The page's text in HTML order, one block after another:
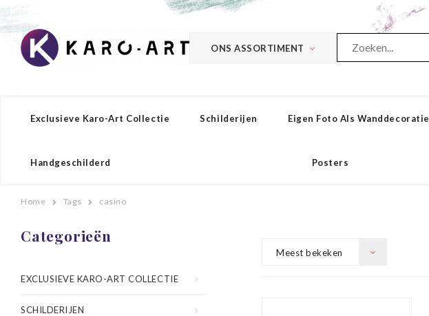
ONS ASSORTIMENT
Exclusieve Karo-Art Collectie Schilderijen Eigen Foto Als Wanddecoratie
Handgeschilderd Posters
Home Tags casino
Categorieën
EXCLUSIEVE KARO-ART COLLECTIE
SCHILDERIJEN
Meest bekeken